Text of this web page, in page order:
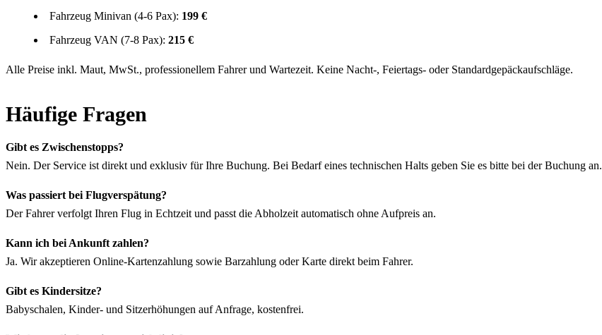
Fahrzeug Minivan (4-6 Pax): 199 €
Fahrzeug VAN (7-8 Pax): 215 €
Alle Preise inkl. Maut, MwSt., professionellem Fahrer und Wartezeit. Keine Nacht-, Feiertags- oder Standardgepäckaufschläge.
Häufige Fragen
Gibt es Zwischenstopps?
Nein. Der Service ist direkt und exklusiv für Ihre Buchung. Bei Bedarf eines technischen Halts geben Sie es bitte bei der Buchung an.
Was passiert bei Flugverspätung?
Der Fahrer verfolgt Ihren Flug in Echtzeit und passt die Abholzeit automatisch ohne Aufpreis an.
Kann ich bei Ankunft zahlen?
Ja. Wir akzeptieren Online-Kartenzahlung sowie Barzahlung oder Karte direkt beim Fahrer.
Gibt es Kindersitze?
Babyschalen, Kinder- und Sitzerhöhungen auf Anfrage, kostenfrei.